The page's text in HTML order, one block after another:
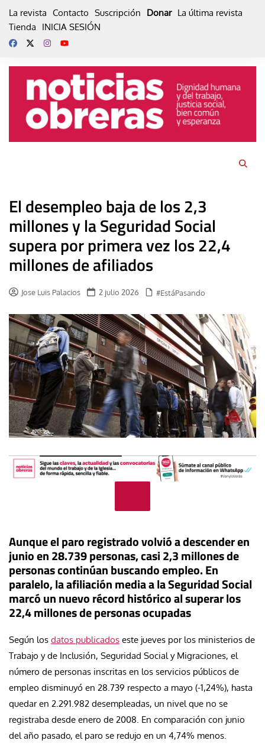
La revista Contacto Suscripción Donar La última revista
Tienda
INICIA SESIÓN
El desempleo baja de los 2,3
millones y la Seguridad Social
supera por primera vez los 22,4
millones de afiliados
Jose Luis Palacios 2 julio 2026 #EstáPasando
Aunque el paro registrado volvió a descender en
junio en 28.739 personas, casi 2,3 millones de
personas continúan buscando empleo. En
paralelo, la afiliación media a la Seguridad Social
marcó un nuevo récord histórico al superar los
22,4 millones de personas ocupadas
Según los datos publicados este jueves por los ministerios de
Trabajo y de Inclusión, Seguridad Social y Migraciones, el
número de personas inscritas en los servicios públicos de
empleo disminuyó en 28.739 respecto a mayo (-1,24%), hasta
quedar en 2.291.982 desempleadas, un nivel que no se
registraba desde enero de 2008. En comparación con junio
del año pasado, el paro se redujo en un 4,74% menos.